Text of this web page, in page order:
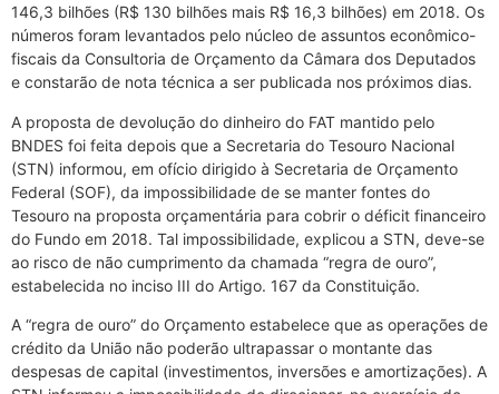
146,3 bilhões (R$ 130 bilhões mais R$ 16,3 bilhões) em 2018. Os
números foram levantados pelo núcleo de assuntos econômico-
fiscais da Consultoria de Orçamento da Câmara dos Deputados
e constarão de nota técnica a ser publicada nos próximos dias.
A proposta de devolução do dinheiro do FAT mantido pelo
BNDES foi feita depois que a Secretaria do Tesouro Nacional
(STN) informou, em ofício dirigido à Secretaria de Orçamento
Federal (SOF), da impossibilidade de se manter fontes do
Tesouro na proposta orçamentária para cobrir o déficit financeiro
do Fundo em 2018. Tal impossibilidade, explicou a STN, deve-se
ao risco de não cumprimento da chamada “regra de ouro”,
estabelecida no inciso III do Artigo. 167 da Constituição.
A “regra de ouro” do Orçamento estabelece que as operações de
crédito da União não poderão ultrapassar o montante das
despesas de capital (investimentos, inversões e amortizações). A